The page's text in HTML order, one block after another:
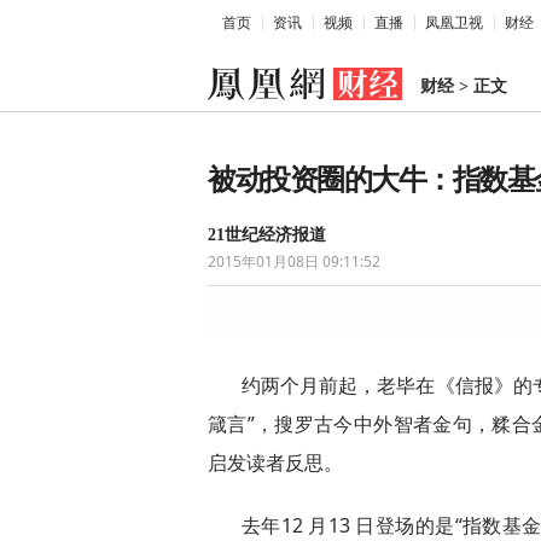
首页 资讯 视频 直播 凤凰卫视 财经
财经> 正文
被动投资圈的大牛：指数
21世纪经济报道
2015年01月08日 09:11:52
约两个月前起，老毕在《信报》的
箴言”，搜罗古今中外智者金句，糅
启发读者反思。
去年12 月13 日登场的是“指数基